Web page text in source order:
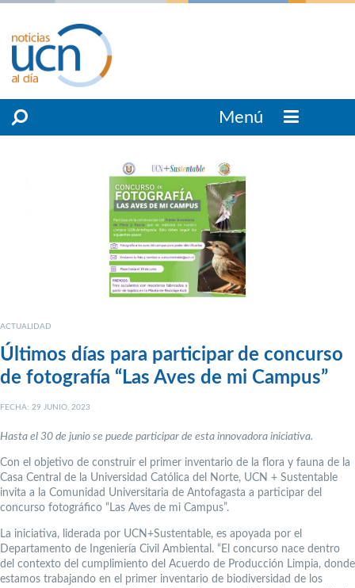
Menú
ACTUALIDAD
Últimos días para participar de concurso
de fotografía “Las Aves de mi Campus”
FECHA: 29 JUNIO, 2023
Hasta el 30 de junio se puede participar de esta innovadora iniciativa.
Con el objetivo de construir el primer inventario de la flora y fauna de la
Casa Central de la Universidad Católica del Norte, UCN + Sustentable
invita a la Comunidad Universitaria de Antofagasta a participar del
concurso fotográfico “Las Aves de mi Campus”.
La iniciativa, liderada por UCN+Sustentable, es apoyada por el
Departamento de Ingeniería Civil Ambiental. “El concurso nace dentro
del contexto del cumplimiento del Acuerdo de Producción Limpia, donde
estamos trabajando en el primer inventario de biodiversidad de los